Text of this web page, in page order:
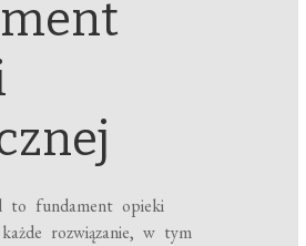
to fundament opieki
rozwiązanie, w tym